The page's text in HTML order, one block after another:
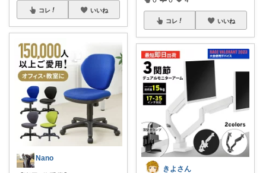
コレ いいね
Nano
コレ いいね
きよさん